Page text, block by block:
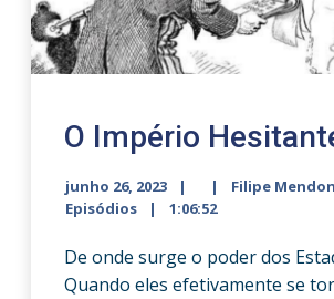
O Império
junho 26, 2023
Filipe
Episódios
1:06:52
De onde surge o poder dos
Quando eles efetivamente se